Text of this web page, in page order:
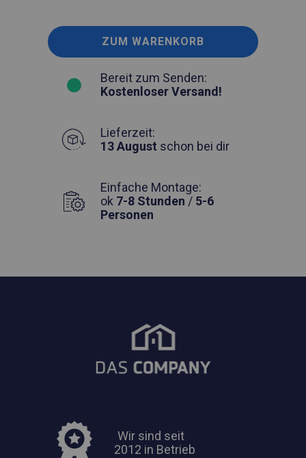
ZUM WARENKORB
Bereit zum Senden:
Kostenloser Versand!
Lieferzeit:
13 August schon bei dir
Einfache Montage:
ok 7-8 Stunden / 5-6
Personen
Wir sind seit
2012 in Betrieb